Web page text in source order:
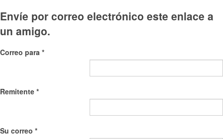
Envíe por correo electrónico este enlace a
un amigo.
Correo para *
Remitente *
Su correo *